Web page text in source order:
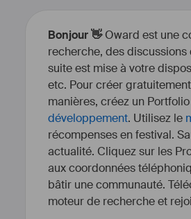
Bonjour 👋Oward est une
recherche, des
suite est mise à votre
etc. Pour créer
manières, créez un Portfolio
développement. Utilisez le
récompenses en festival.
actualité. Cliquez sur les
aux coordonnées
bâtir une communauté.
moteur de recherche et